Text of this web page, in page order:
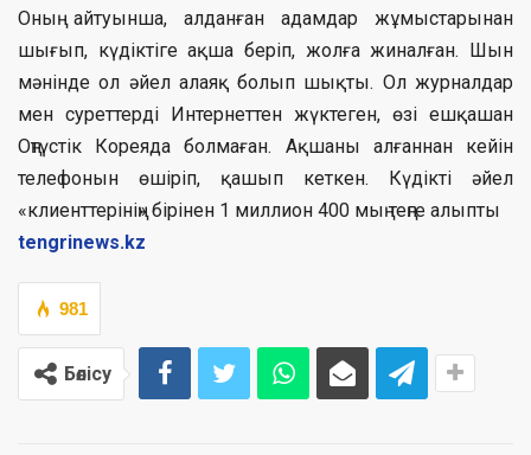
Оның айтуынша, алданған адамдар жұмыстарынан
шығып, күдіктіге ақша беріп, жолға жиналған. Шын
мәнінде ол әйел алаяқ болып шықты. Ол журналдар
мен суреттерді Интернеттен жүктеген, өзі ешқашан
Оңтүстік Кореяда болмаған. Ақшаны алғаннан кейін
телефонын өшіріп, қашып кеткен. Күдікті әйел
«клиенттерінің» бірінен 1 миллион 400 мың теңге алыпты
tengrinews.kz
981
Бөлісу